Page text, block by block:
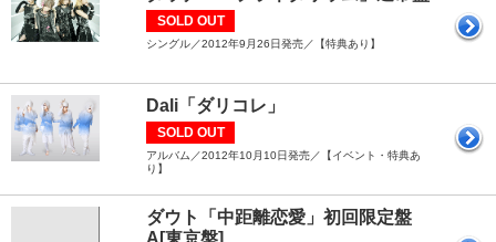
SOLD OUT
シングル／2012年9月26日発売／【特典あり】
Dali「ダリコレ」
SOLD OUT
アルバム／2012年10月10日発売／【イベント・特典あ
り】
ダウト「中距離恋愛」初回限定盤
A[東京盤]